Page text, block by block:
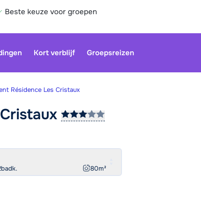
Beste keuze voor groepen
Kort verblijf Groepsreizen
Résidence Les Cristaux
Cristaux
badk. 80m²